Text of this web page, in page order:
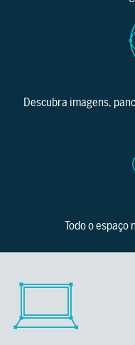
Descubra imagens,
Todo o espaço